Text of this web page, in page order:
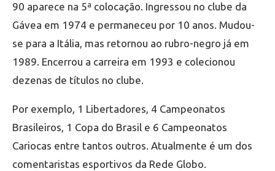
90 aparece na 5ª colocação. Ingressou no clube da
Gávea em 1974 e permaneceu por 10 anos. Mudou-
se para a Itália, mas retornou ao rubro-negro já em
1989. Encerrou a carreira em 1993 e colecionou
dezenas de títulos no clube.
Por exemplo, 1 Libertadores, 4 Campeonatos
Brasileiros, 1 Copa do Brasil e 6 Campeonatos
Cariocas entre tantos outros. Atualmente é um dos
comentaristas esportivos da Rede Globo.